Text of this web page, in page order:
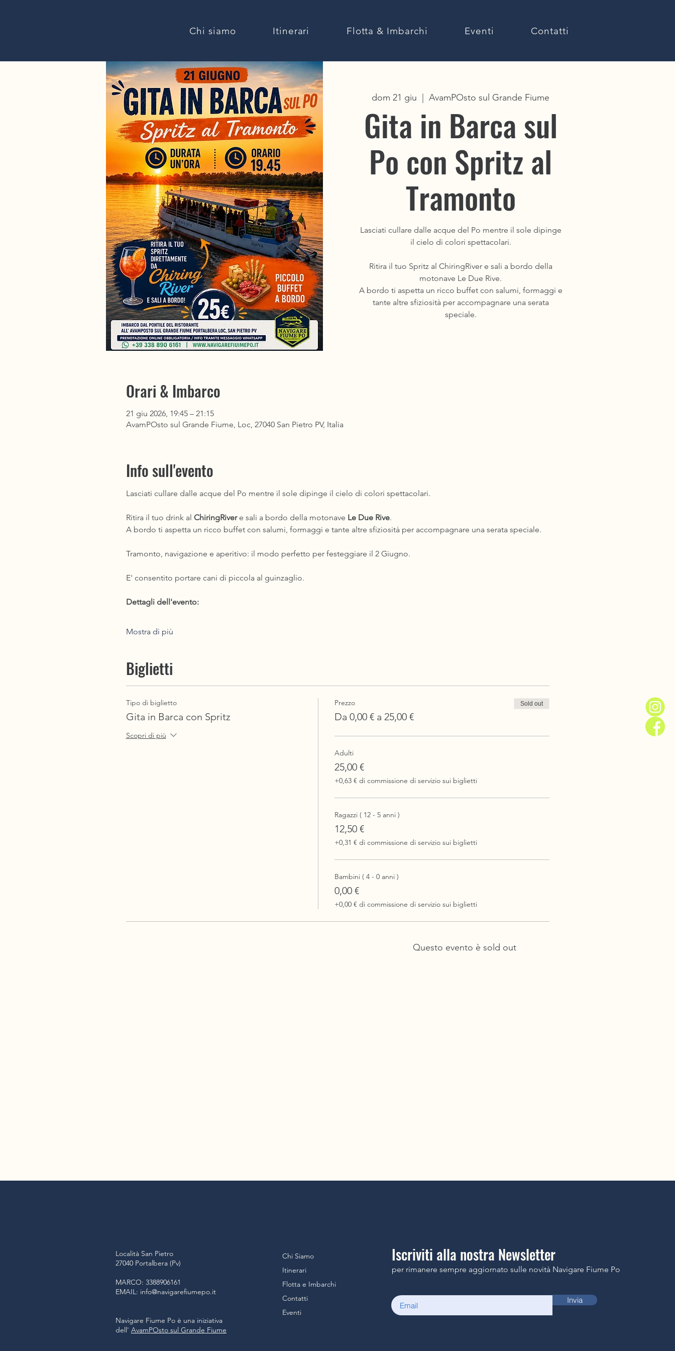
FIUME PO
NAVIGARE
WWW.NAVIGAREFIUMEPO.IT
Chi siamo Itinerari Flotta & Imbarchi Eventi Contatti
dom 21 giu AvamPOsto sul Grande Fiume
Gita in Barca sul
Po con Spritz al
Tramonto
Lasciati cullare dalle acque del Po mentre il sole dipinge
il cielo di colori spettacolari.
Ritira il tuo Spritz al ChiringRiver e sali a bordo della
motonave Le Due Rive.
A bordo ti aspetta un ricco buffet con salumi, formaggi e
tante altre sfiziosità per accompagnare una serata
speciale.
Orari & Imbarco
21 giu 2026, 19:45 – 21:15
AvamPOsto sul Grande Fiume, Loc, 27040 San Pietro PV, Italia
Info sull'evento
Lasciati cullare dalle acque del Po mentre il sole dipinge il cielo di colori spettacolari.
Ritira il tuo drink al ChiringRiver e sali a bordo della motonave Le Due Rive.
A bordo ti aspetta un ricco buffet con salumi, formaggi e tante altre sfiziosità per accompagnare una serata speciale.
Tramonto, navigazione e aperitivo: il modo perfetto per festeggiare il 2 Giugno.
E' consentito portare cani di piccola al guinzaglio.
Dettagli dell'evento:
Mostra di più
Biglietti
Tipo di biglietto
Gita in Barca con Spritz
Scopri di più
Prezzo
Da 0,00 € a 25,00 €
Sold out
Adulti
25,00 €
+0,63 € di commissione di servizio sui biglietti
Ragazzi ( 12 - 5 anni )
12,50 €
+0,31 € di commissione di servizio sui biglietti
Bambini ( 4 - 0 anni )
0,00 €
+0,00 € di commissione di servizio sui biglietti
Questo evento è sold out
Località San Pietro
27040 Portalbera (Pv)
MARCO: 3388906161
EMAIL: info@navigarefiumepo.it
Navigare Fiume Po è una iniziativa
dell' AvamPOsto sul Grande Fiume
Iscriviti alla nostra Newsletter
per rimanere sempre aggiornato sulle novità Navigare Fiume Po
Invia
Chi Siamo
Itinerari
Flotta e Imbarchi
Contatti
Eventi